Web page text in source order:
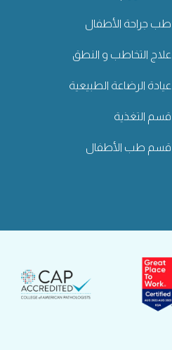
طب جراحة الأطفال
علاج التخاطب و النطق
عيادة الرضاعة الطبيعية
قسم التغذية
قسم طب الأطفال